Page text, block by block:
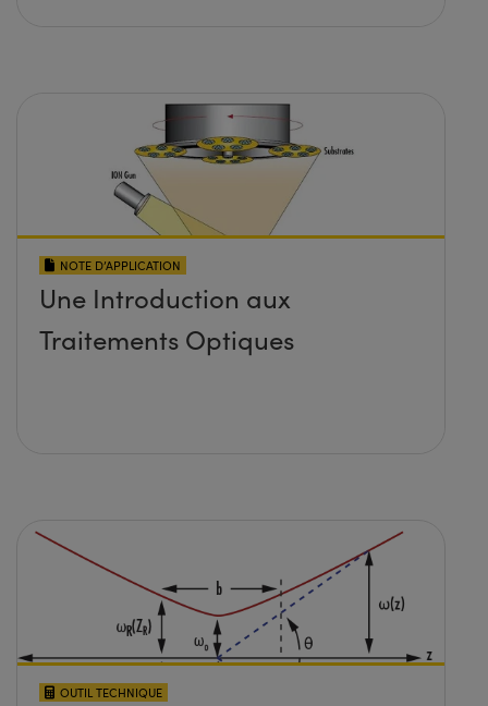
NOTE D’APPLICATION
Une Introduction aux
Traitements Optiques
OUTIL TECHNIQUE